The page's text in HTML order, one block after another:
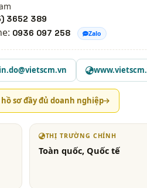
3652 389
0936 097 258 Zalo
sơ đầy đủ doanh nghiệp
THỊ TRƯỜNG CHÍNH
Toàn quốc, Quốc tế